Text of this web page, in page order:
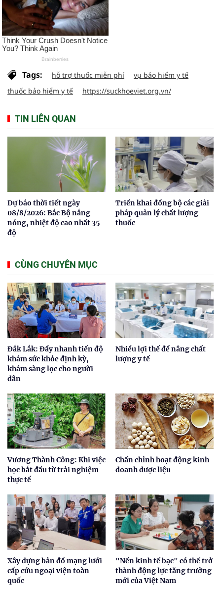
Tags: hỗ trợ thuốc miễn phí
vụ bảo hiểm y tế
thuốc bảo hiểm y tế
https://suckhoeviet.org.vn/
TIN LIÊN QUAN
Dự báo thời tiết ngày
08/8/2026: Bắc Bộ nắng
nóng, nhiệt độ cao nhất 35
độ
Triển khai đồng bộ các giải
pháp quản lý chất lượng
thuốc
CÙNG CHUYÊN MỤC
Đắk Lắk: Đẩy nhanh tiến độ
khám sức khỏe định kỳ,
khám sàng lọc cho người
dân
Nhiều lợi thế để nâng chất
lượng y tế
Vương Thành Công: Khi việc
học bắt đầu từ trải nghiệm
thực tế
Chấn chỉnh hoạt động kinh
doanh dược liệu
Xây dựng bản đồ mạng lưới
cấp cứu ngoại viện toàn
quốc
"Nền kinh tế bạc" có thể trở
thành động lực tăng trưởng
mới của Việt Nam